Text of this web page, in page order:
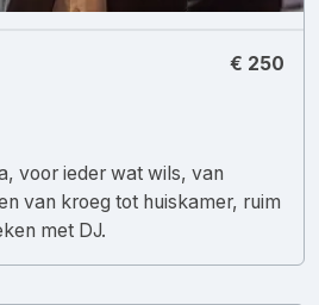
€ 250
voor ieder wat wils, van
van kroeg tot huiskamer, ruim
met DJ.